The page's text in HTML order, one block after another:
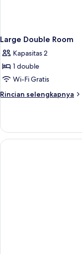
Large Double Room
Kapasitas 2
1 double
Wi-Fi Gratis
Rincian selengkapnya
Rincian
Large
Double
Room